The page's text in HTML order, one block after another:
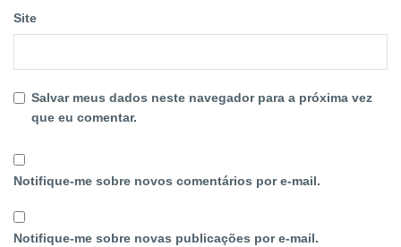
Site
Salvar meus dados neste navegador para a próxima vez
que eu comentar.
Notifique-me sobre novos comentários por e-mail.
Notifique-me sobre novas publicações por e-mail.